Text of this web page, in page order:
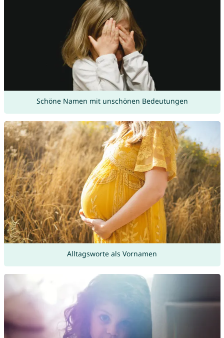
Schöne Namen mit unschönen Bedeutungen
Alltagsworte als Vornamen